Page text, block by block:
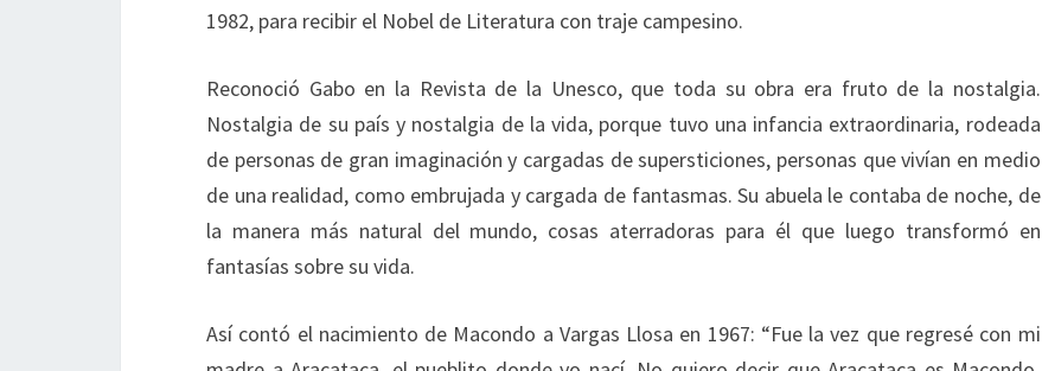
1982, para recibir el Nobel de Literatura con traje campesino.
Reconoció Gabo en la Revista de la Unesco, que toda su obra era fruto de la nostalgia.
Nostalgia de su país y nostalgia de la vida, porque tuvo una infancia extraordinaria, rodeada
de personas de gran imaginación y cargadas de supersticiones, personas que vivían en medio
de una realidad, como embrujada y cargada de fantasmas. Su abuela le contaba de noche, de
la manera más natural del mundo, cosas aterradoras para él que luego transformó en
fantasías sobre su vida.
Así contó el nacimiento de Macondo a Vargas Llosa en 1967: “Fue la vez que regresé con mi